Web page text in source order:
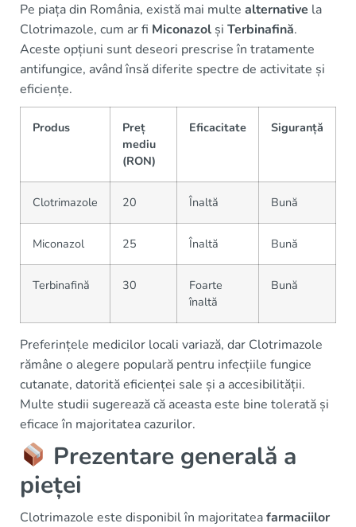
Pe piața din România, există mai multe alternative la
Clotrimazole, cum ar fi Miconazol și Terbinafină.
Aceste opțiuni sunt deseori prescrise în tratamente
antifungice, având însă diferite spectre de activitate și
eficiențe.
Produs
Preț
mediu
(RON)
Eficacitate Siguranță
Clotrimazole 20 Înaltă Bună
Miconazol 25 Înaltă Bună
Terbinafină 30
Foarte
înaltă
Bună
Preferințele medicilor locali variază, dar Clotrimazole
rămâne o alegere populară pentru infecțiile fungice
cutanate, datorită eficienței sale și a accesibilității.
Multe studii sugerează că aceasta este bine tolerată și
eficace în majoritatea cazurilor.
Prezentare generală a
pieței
Clotrimazole este disponibil în majoritateafarmaciilor